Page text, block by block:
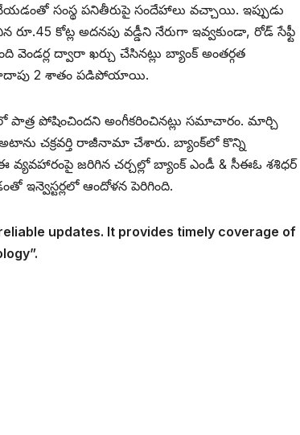
సంస్థ పనితీరుపై సందేహాలు వచ్చాయి. ఇప్పుడు
కోట్ల అదనపు వడ్డీని నేరుగా ఇవ్వకుండా, రోడ్ సేఫ్టీ
ద్వారా ఖర్చు చేసినట్లు బ్యాంక్ అంతర్గత
దాదాపు 2 శాతం పడిపోయాయి.
పోషించిందని అంగీకరించినట్లు సమాచారం. మార్చి
చక్రవర్తి రాజీనామా చేశారు. బ్యాంక్‌లో కొన్ని
జరిగిన చర్చల్లో బ్యాంక్ ఎండీ & సీఈఓ శశిధర్
ఇన్వెస్టర్లలో ఆందోళన పెరిగింది.
updates. It provides timely coverage of